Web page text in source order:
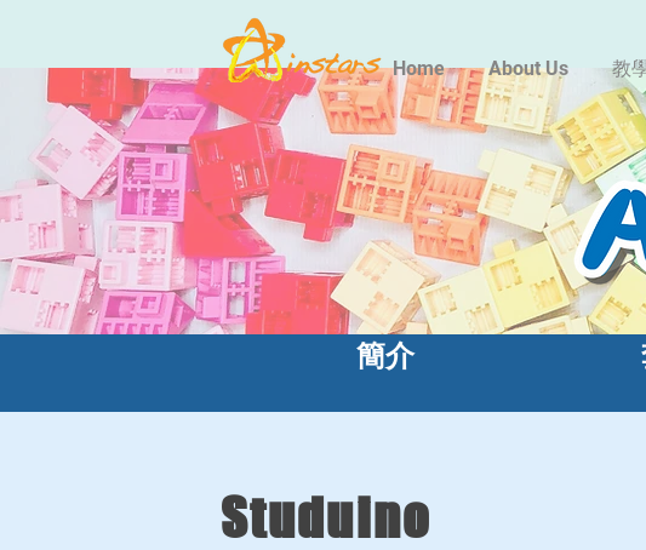
Home About Us 教
簡介
Studuino